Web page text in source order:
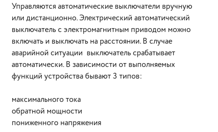
Управляются автоматические выключатели вручную
или дистанционно. Электрический автоматический
выключатель с электромагнитным приводом можно
включать и выключать на расстоянии. В случае
аварийной ситуации выключатель срабатывает
автоматически. В зависимости от выполняемых
функций устройства бывают 3 типов:
максимального тока
обратной мощности
пониженного напряжения